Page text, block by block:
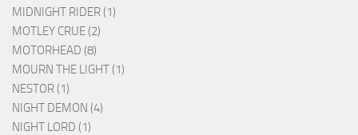
MIDNIGHT RIDER (1)
MOTLEY CRUE (2)
MOTORHEAD (8)
MOURN THE LIGHT (1)
NESTOR (1)
NIGHT DEMON (4)
NIGHT LORD (1)